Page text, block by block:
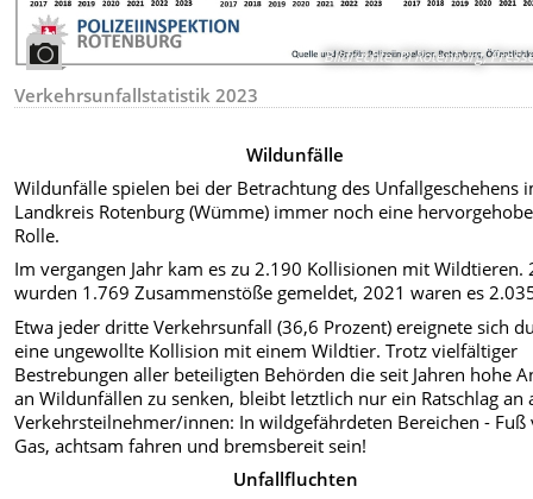
Bildrechte:PI Rotenburg,
Verkehrsunfallstatistik 2023
Wildunfälle
Wildunfälle spielen bei der Betrachtung des Unfallgeschehens
Landkreis Rotenburg (Wümme) immer noch eine
Rolle.
Im vergangen Jahr kam es zu 2.190 Kollisionen mit Wildtieren.
wurden 1.769 Zusammenstöße gemeldet, 2021 waren es
Etwa jeder dritte Verkehrsunfall (36,6 Prozent) ereignete sich
eine ungewollte Kollision mit einem Wildtier. Trotz vielfältiger
Bestrebungen aller beteiligten Behörden die seit Jahren hohe
an Wildunfällen zu senken, bleibt letztlich nur ein Ratschlag an
Verkehrsteilnehmer/innen: In wildgefährdeten Bereichen - Fuß
Gas, achtsam fahren und bremsbereit sein!
Unfallfluchten